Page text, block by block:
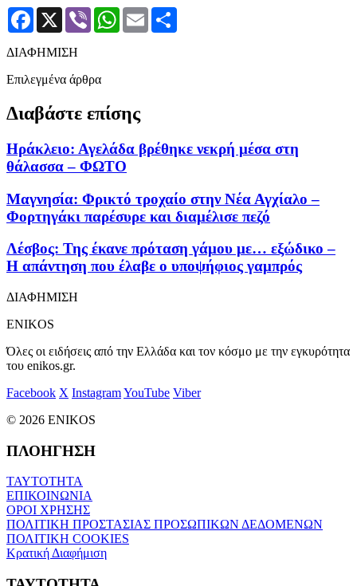
Facebook
X Viber WhatsApp
Email
ΔΙΑΦΗΜΙΣΗ
Επιλεγμένα άρθρα
Διαβάστε επίσης
Ηράκλειο: Αγελάδα βρέθηκε νεκρή μέσα στη
θάλασσα – ΦΩΤΟ
Μαγνησία: Φρικτό τροχαίο στην Νέα Αγχίαλο –
Φορτηγάκι παρέσυρε και διαμέλισε πεζό
Λέσβος: Της έκανε πρόταση γάμου με… εξώδικο –
Η απάντηση που έλαβε ο υποψήφιος γαμπρός
ΔΙΑΦΗΜΙΣΗ
ENIKOS
Όλες οι ειδήσεις από την Ελλάδα και τον κόσμο με την εγκυρότητα
του enikos.gr.
Facebook X InstagramYouTube Viber
© 2026 ENIKOS
ΠΛΟΗΓΗΣΗ
ΤΑΥΤΟΤΗΤΑ
ΕΠΙΚΟΙΝΩΝΙΑ
ΟΡΟΙ ΧΡΗΣΗΣ
ΠΟΛΙΤΙΚΗ ΠΡΟΣΤΑΣΙΑΣ ΠΡΟΣΩΠΙΚΩΝ ΔΕΔΟΜΕΝΩΝ
ΠΟΛΙΤΙΚΗ COOKIES
Κρατική Διαφήμιση